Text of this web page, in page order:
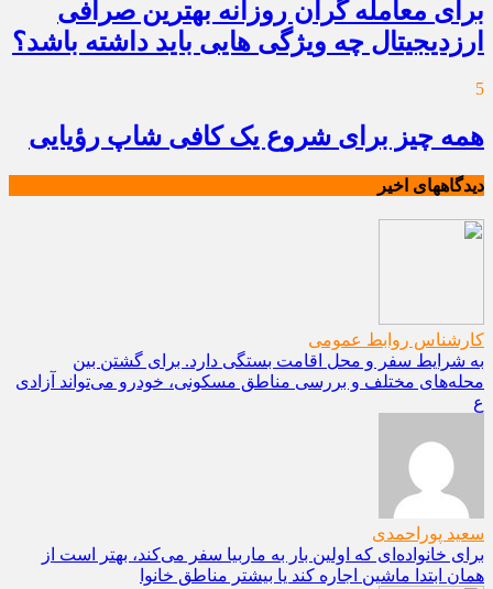
برای معامله گران روزانه بهترین صرافی
ارزدیجیتال چه ویژگی هایی باید داشته باشد؟
5
همه چیز برای شروع یک کافی شاپ رؤیایی
دیدگاههای اخیر
کارشناس روابط عمومی
به شرایط سفر و محل اقامت بستگی دارد. برای گشتن بین
محله‌های مختلف و بررسی مناطق مسکونی، خودرو می‌تواند آزادی
ع
سعید پوراحمدی
برای خانواده‌ای که اولین بار به ماربیا سفر می‌کند، بهتر است از
همان ابتدا ماشین اجاره کند یا بیشتر مناطق خانوا